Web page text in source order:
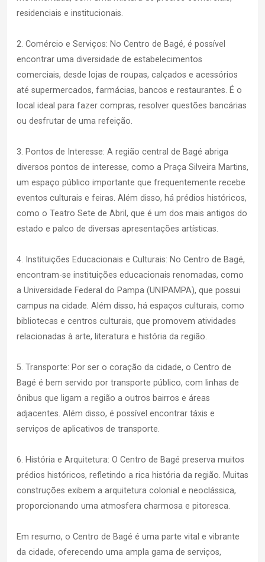
residenciais e institucionais.
2. Comércio e Serviços: No Centro de Bagé, é possível
encontrar uma diversidade de estabelecimentos
comerciais, desde lojas de roupas, calçados e acessórios
até supermercados, farmácias, bancos e restaurantes. É o
local ideal para fazer compras, resolver questões bancárias
ou desfrutar de uma refeição.
3. Pontos de Interesse: A região central de Bagé abriga
diversos pontos de interesse, como a Praça Silveira Martins,
um espaço público importante que frequentemente recebe
eventos culturais e feiras. Além disso, há prédios históricos,
como o Teatro Sete de Abril, que é um dos mais antigos do
estado e palco de diversas apresentações artísticas.
4. Instituições Educacionais e Culturais: No Centro de Bagé,
encontram-se instituições educacionais renomadas, como
a Universidade Federal do Pampa (UNIPAMPA), que possui
campus na cidade. Além disso, há espaços culturais, como
bibliotecas e centros culturais, que promovem atividades
relacionadas à arte, literatura e história da região.
5. Transporte: Por ser o coração da cidade, o Centro de
Bagé é bem servido por transporte público, com linhas de
ônibus que ligam a região a outros bairros e áreas
adjacentes. Além disso, é possível encontrar táxis e
serviços de aplicativos de transporte.
6. História e Arquitetura: O Centro de Bagé preserva muitos
prédios históricos, refletindo a rica história da região. Muitas
construções exibem a arquitetura colonial e neoclássica,
proporcionando uma atmosfera charmosa e pitoresca.
Em resumo, o Centro de Bagé é uma parte vital e vibrante
da cidade, oferecendo uma ampla gama de serviços,